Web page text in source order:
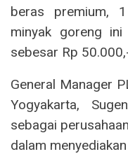
beras premium,
minyak goreng
sebesar Rp
General Manager
Yogyakarta,
sebagai
dalam